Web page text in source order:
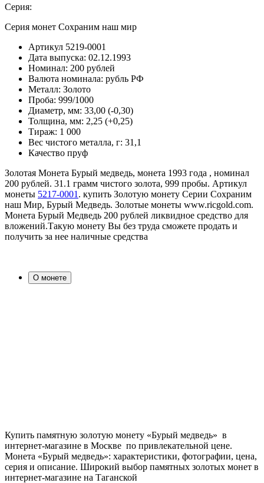
Серия:
Серия монет Сохраним наш мир
Артикул 5219-0001
Дата выпуска: 02.12.1993
Номинал: 200 рублей
Валюта номинала: рубль РФ
Металл: Золото
Проба: 999/1000
Диаметр, мм: 33,00 (-0,30)
Толщина, мм: 2,25 (+0,25)
Тираж: 1 000
Вес чистого металла, г: 31,1
Качество пруф
Золотая Монета Бурый медведь, монета 1993 года , номинал
200 рублей. 31.1 грамм чистого золота, 999 пробы. Артикул
монеты 5217-0001 . купить Золотую монету Серии Сохраним
наш Мир, Бурый Медведь. Золотые монеты www.ricgold.com.
Монета Бурый Медведь 200 рублей ликвидное средство для
вложений.Такую монету Вы без труда сможете продать и
получить за нее наличные средства
О монете
Купить памятную золотую монету «Бурый медведь» в
интернет-магазине в Москве по привлекательной цене.
Монета «Бурый медведь»: характеристики, фотографии, цена,
серия и описание. Широкий выбор памятных золотых монет в
интернет-магазине на Таганской